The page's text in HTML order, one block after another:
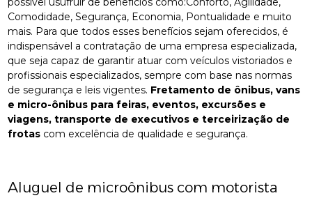
Comodidade, Segurança, Economia, Pontualidade e muito
mais. Para que todos esses benefícios sejam oferecidos, é
indispensável a contratação de uma empresa especializada,
que seja capaz de garantir atuar com veículos vistoriados e
profissionais especializados, sempre com base nas normas
de segurança e leis vigentes. Fretamento de ônibus, vans
e micro-ônibus para feiras, eventos, excursões e
viagens, transporte de executivos e terceirização de
frotas com excelência de qualidade e segurança.
Aluguel de microônibus com motorista